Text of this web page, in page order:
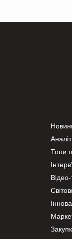
Топи
Відео-